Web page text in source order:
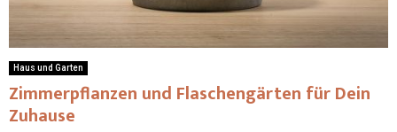
Haus und Garten
Zimmerpflanzen und Flaschengärten für Dein
Zuhause